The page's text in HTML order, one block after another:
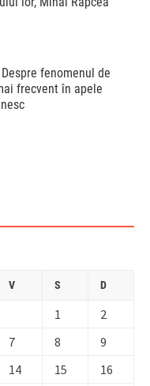
fenomenul de
frecvent în apele
V S D
1
2
7 8
9
14 15
16